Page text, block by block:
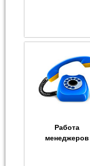
Работа
менеджеров